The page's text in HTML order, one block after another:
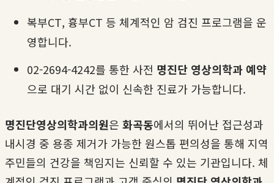
복부CT, 흉부CT 등 체계적인 암 검진 프로그램을 운
영합니다.
02-2694-4242를 통한 사전 명진단 영상의학과 예약
으로 대기 시간 없이 신속한 진료가 가능합니다.
명진단영상의학과의원은 화곡동에서의 뛰어난 접근성과
내시경 중 용종 제거가 가능한 원스톱 편의성을 통해 지역
주민들의 건강을 책임지는 신뢰할 수 있는 기관입니다. 체